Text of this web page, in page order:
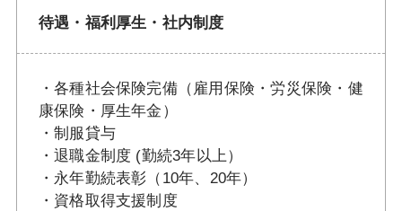
待遇・福利厚生・社内制度
・各種社会保険完備（雇用保険・労災保険・健
康保険・厚生年金）
・制服貸与
・退職金制度 (勤続3年以上）
・永年勤続表彰（10年、20年）
・資格取得支援制度